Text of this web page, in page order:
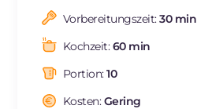
ES
NL
Vorbereitungszeit:30 min
Kochzeit:60 min
Portion:10
Kosten:Gering